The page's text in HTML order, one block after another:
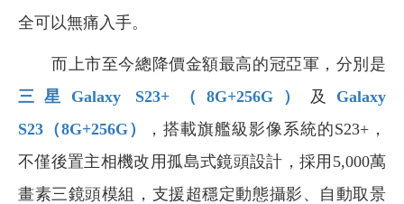
全可以無痛入手。
而上市至今總降價金額最高的冠亞軍，分別是
三星Galaxy S23+ （8G+256G） 及 Galaxy
S23 （8G+256G）
，搭載旗艦級影像系統的S23+，
不僅後置主相機改用孤島式鏡頭設計，採用5,000萬
畫素三鏡頭模組，支援超穩定動態攝影、自動取景